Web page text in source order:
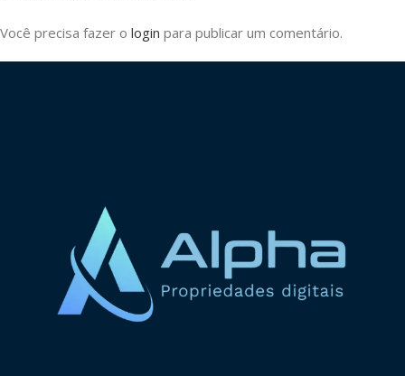
Você precisa fazer o login para publicar um comentário.